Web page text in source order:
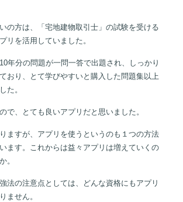
の方は、「宅地建物取引士」の試験を受ける
リを活用していました。
年分の問題が一問一答で出題され、しっかり
おり、とて学びやすいと購入した問題集以上
た。
で、とても良いアプリだと思いました。
ますが、アプリを使うというのも１つの方法
ます。これからは益々アプリは増えていくの
。
法の注意点としては、どんな資格にもアプリ
ません。